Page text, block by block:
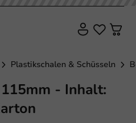
Plastikschalen & Schüsseln
- Inhalt: